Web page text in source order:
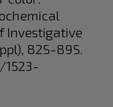
Investigative
82S-89S.
1523-